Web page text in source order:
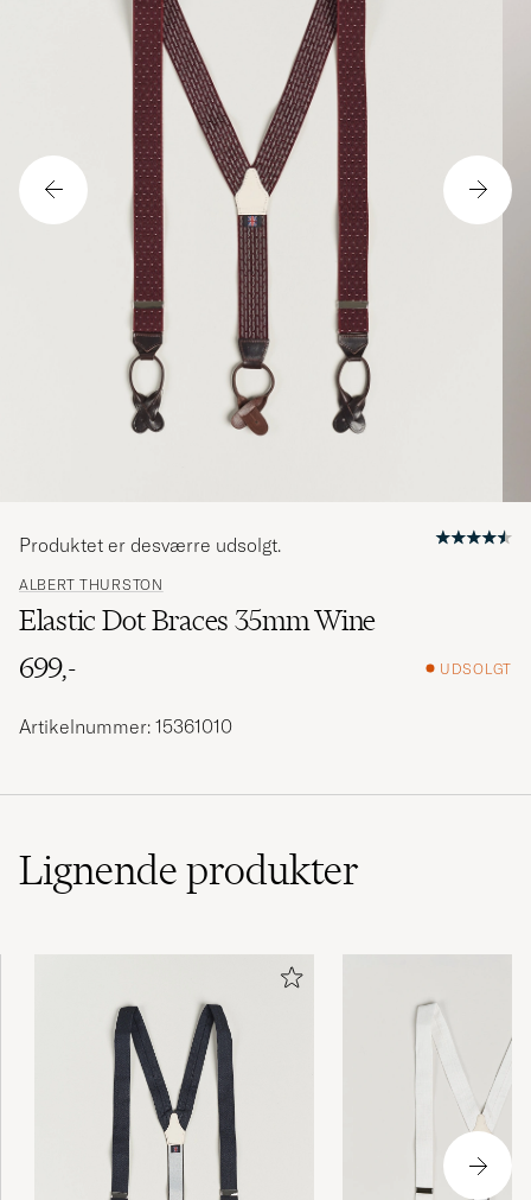
ALBERT THURSTON
Elastic Dot Braces 35mm Wine
699,-
UDSOLGT
Produktet er desværre udsolgt.
Artikelnummer: 15361010
Lignendeprodukter